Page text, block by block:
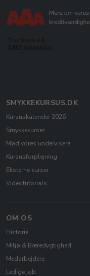
SMYKKEKURSUS.DK
Kursuskalender 2026
Smykkekurser
Mød vores undervisere
Kursusforplejning
Eksterne kurser
Videotutorials
OM OS
Historie
Miljø & Bæredygtighed
Medarbejdere
Ledige job